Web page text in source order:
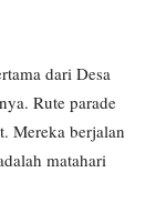
dari Desa
Rute parade
Mereka berjalan
matahari